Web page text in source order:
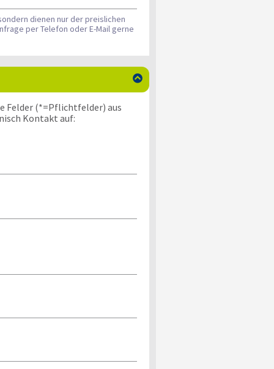
dienen nur der preislichen
per Telefon oder E-Mail gerne

Felder (*=Pflichtfelder) aus
Kontakt auf: